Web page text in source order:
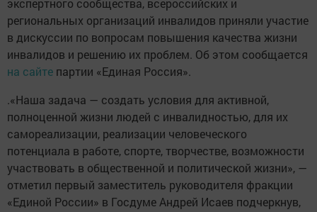
экспертного сообщества, всероссийских и
региональных организаций инвалидов приняли участие
в дискуссии по вопросам повышения качества жизни
инвалидов и решению их проблем. Об этом сообщается
на сайте партии «Единая Россия».
.«Наша задача — создать условия для активной,
полноценной жизни людей с инвалидностью, для их
самореализации, реализации человеческого
потенциала в работе, спорте, творчестве, возможности
участвовать в общественной и политической жизни», —
отметил первый заместитель руководителя фракции
«Единой России» в Госдуме Андрей Исаев подчеркнув,